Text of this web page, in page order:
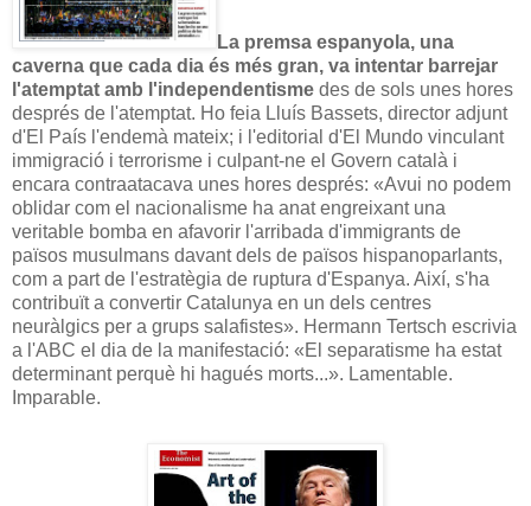
La premsa espanyola, una
caverna que cada dia és més gran, va intentar barrejar
l'atemptat amb l'independentisme des de sols unes hores
després de l'atemptat. Ho feia Lluís Bassets, director adjunt
d'El País l'endemà mateix; i l'editorial d'El Mundo vinculant
immigració i terrorisme i culpant-ne el Govern català i
encara contraatacava unes hores després: «Avui no podem
oblidar com el nacionalisme ha anat engreixant una
veritable bomba en afavorir l'arribada d'immigrants de
països musulmans davant dels de països hispanoparlants,
com a part de l'estratègia de ruptura d'Espanya. Així, s'ha
contribuït a convertir Catalunya en un dels centres
neuràlgics per a grups salafistes». Hermann Tertsch escrivia
a l'ABC el dia de la manifestació: «El separatisme ha estat
determinant perquè hi hagués morts...». Lamentable.
Imparable.